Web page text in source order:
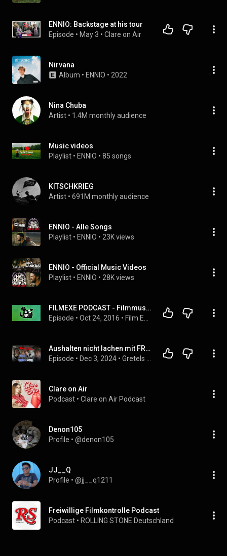
ENNIO: Backstage at his tour
Episode • May 3 • Clare on Air
Nirvana
Album • ENNIO • 2022
Nina Chuba
Artist • 1.4M monthly audience
Music videos
Playlist • ENNIO • 85 songs
KITSCHKRIEG
Artist • 691M monthly audience
ENNIO - Alle Songs
Playlist • ENNIO • 23K views
ENNIO - Official Music Videos
Playlist • ENNIO • 28K views
FILMEXE PODCAST - Filmmusik (Ennio Morricone, John Williams, Hans Zimmer, Howard Shore)
Episode • Oct 24, 2016 •
Aushalten nicht lachen mit FRISO | Gretels Gasthaus | Songpoeten Podcast mit Fr Gretel
Episode • Dec 3, 2024 •
Clare on Air
Podcast • Clare on Air Podcast
Denon105
Profile • @denon105
JJ__Q
Profile • @jj__q1211
Freiwillige Filmkontrolle Podcast
Podcast • ROLLING STONE Deutschland